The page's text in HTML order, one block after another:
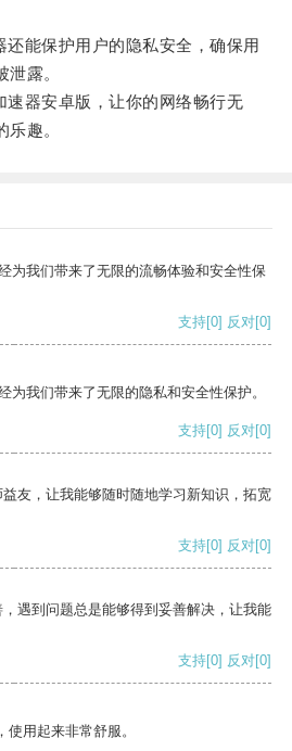
能保护用户的隐私安全，确保用
露。
器安卓版，让你的网络畅行无
趣。
为我们带来了无限的流畅体验和安全性保
支持[0] 反对[0]
为我们带来了无限的隐私和安全性保护。
支持[0] 反对[0]
友，让我能够随时随地学习新知识，拓宽
支持[0] 反对[0]
遇到问题总是能够得到妥善解决，让我能
支持[0] 反对[0]
用起来非常舒服。